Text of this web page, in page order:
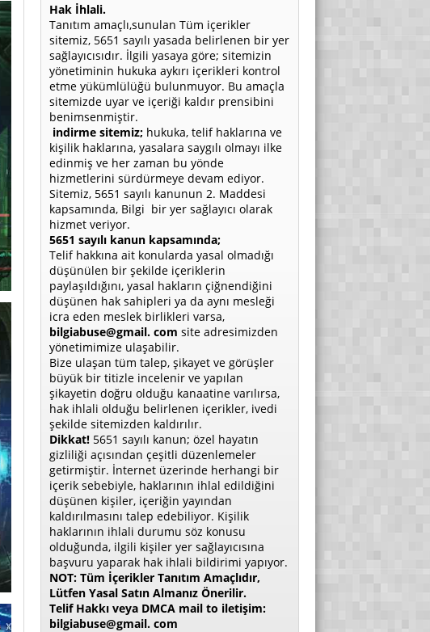
Hak İhlali.
Tanıtım amaçlı,sunulan Tüm içerikler
sitemiz, 5651 sayılı yasada belirlenen bir yer
sağlayıcısıdır. İlgili yasaya göre; sitemizin
yönetiminin hukuka aykırı içerikleri kontrol
etme yükümlülüğü bulunmuyor. Bu amaçla
sitemizde uyar ve içeriği kaldır prensibini
benimsenmiştir.
indirme sitemiz; hukuka, telif haklarına ve
kişilik haklarına, yasalara saygılı olmayı ilke
edinmiş ve her zaman bu yönde
hizmetlerini sürdürmeye devam ediyor.
Sitemiz, 5651 sayılı kanunun 2. Maddesi
kapsamında, Bilgi bir yer sağlayıcı olarak
hizmet veriyor.
5651 sayılı kanun kapsamında;
Telif hakkına ait konularda yasal olmadığı
düşünülen bir şekilde içeriklerin
paylaşıldığını, yasal hakların çiğnendiğini
düşünen hak sahipleri ya da aynı mesleği
icra eden meslek birlikleri varsa,
bilgiabuse@gmail. com site adresimizden
yönetimimize ulaşabilir.
Bize ulaşan tüm talep, şikayet ve görüşler
büyük bir titizle incelenir ve yapılan
şikayetin doğru olduğu kanaatine varılırsa,
hak ihlali olduğu belirlenen içerikler, ivedi
şekilde sitemizden kaldırılır.
Dikkat! 5651 sayılı kanun; özel hayatın
gizliliği açısından çeşitli düzenlemeler
getirmiştir. İnternet üzerinde herhangi bir
içerik sebebiyle, haklarının ihlal edildiğini
düşünen kişiler, içeriğin yayından
kaldırılmasını talep edebiliyor. Kişilik
haklarının ihlali durumu söz konusu
olduğunda, ilgili kişiler yer sağlayıcısına
başvuru yaparak hak ihlali bildirimi yapıyor.
NOT: Tüm İçerikler Tanıtım Amaçlıdır,
Lütfen Yasal Satın Almanız Önerilir.
Telif Hakkı veya DMCA mail to iletişim:
bilgiabuse@gmail. com